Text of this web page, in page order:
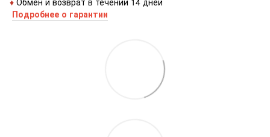
Подробнее о гарантии